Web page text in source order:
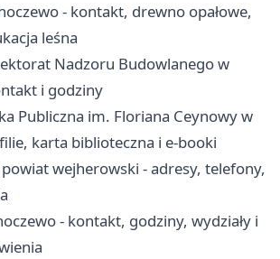
- kontakt, drewno opałowe,
leśna
Nadzoru Budowlanego w
i godziny
Publiczna im. Floriana Ceynowy w
karta biblioteczna i e-booki
wejherowski - adresy, telefony,
- kontakt, godziny, wydziały i